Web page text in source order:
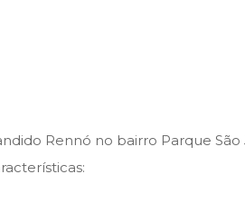
Rennó no bairro Parque São